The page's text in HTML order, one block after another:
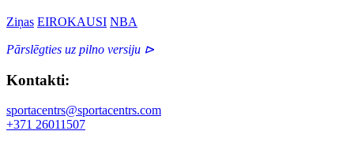
Ziņas EIROKAUSI NBA
Pārslēgties uz pilno versiju ⊳
Kontakti:
sportacentrs@sportacentrs.com
+371 26011507